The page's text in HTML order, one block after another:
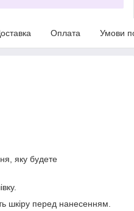
Оплата Умови
яку будете
шкіру перед нанесенням.